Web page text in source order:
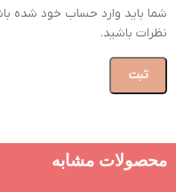
شما باید وارد حساب خود شده
نظرات باشید.
محصولات مشابه